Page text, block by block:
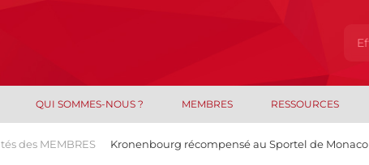
QUI SOMMES-NOUS ? MEMBRES RESSOURCES
des MEMBRES Kronenbourg récompensé au Sportel de Monaco